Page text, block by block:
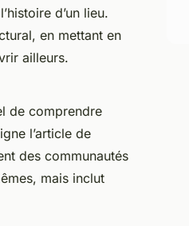
d’un lieu.
en mettant en
ailleurs.
de comprendre
l’article de
des communautés
mais inclut